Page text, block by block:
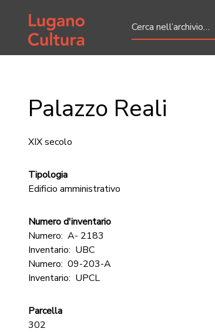
Home page
Palazzo Reali
XIX secolo
Tipologia
Edificio amministrativo
Numero d'inventario
Numero: A- 2183
Inventario: UBC
Numero: 09-203-A
Inventario: UPCL
Parcella
302